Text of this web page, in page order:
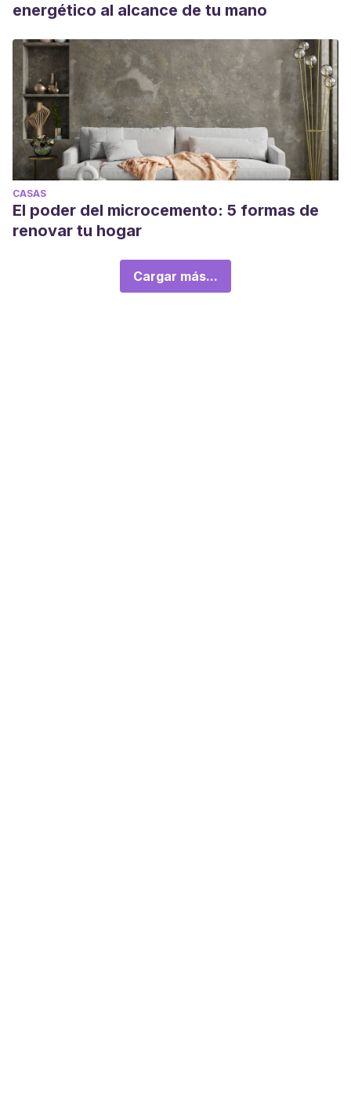
energético al alcance de tu mano
CASAS
El poder del microcemento: 5 formas de
renovar tu hogar
Cargar más...